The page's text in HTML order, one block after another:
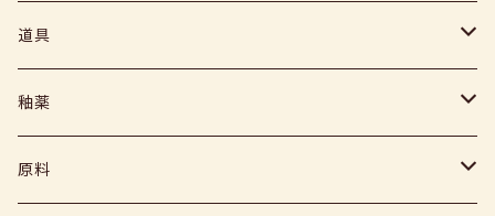
道具
ヘラ
コテ
釉薬
粉末
原料